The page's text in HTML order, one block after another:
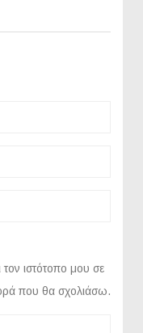
ιστότοπο μου σε
που θα σχολιάσω.